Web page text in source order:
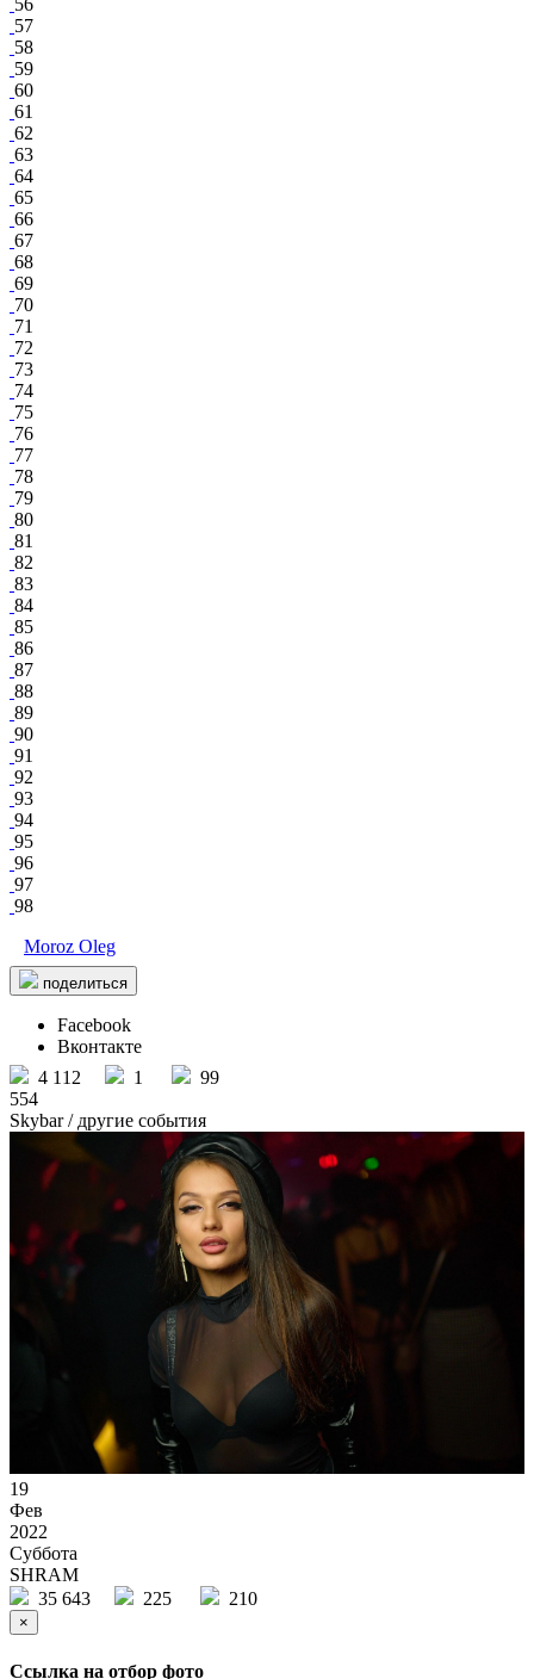
56
57
58
59
60
61
62
63
64
65
66
67
68
69
70
71
72
73
74
75
76
77
78
79
80
81
82
83
84
85
86
87
88
89
90
91
92
93
94
95
96
97
98
Moroz Oleg
поделиться
Facebook
Вконтакте
4 112
1
99
554
Skybar/ другие события
19
Фев
2022
Суббота
SHRAM
35 643
225 210
×
Ссылка на отбор фото